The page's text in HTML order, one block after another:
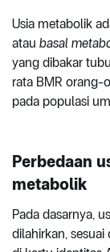
Usia metabolik
atau basal
yang dibakar
rata BMR orang-
pada populasi
Perbedaan
metabolik
Pada dasarnya,
dilahirkan,